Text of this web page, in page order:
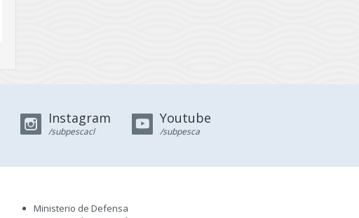
Instagram
/subpescacl
Youtube
/subpesca
Ministerio de Defensa